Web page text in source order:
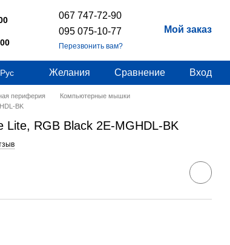
067 747-72-90
095 075-10-77
Перезвонить вам?
Мой заказ
Рус Желания Сравнение Вход
периферия
Компьютерные мышки
BK
RGB Black 2E-MGHDL-BK